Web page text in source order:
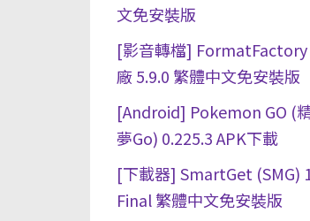
文免安裝版
[影音轉檔] FormatFactory
廠 5.9.0 繁體中文免安裝版
[Android] Pokemon GO (
夢Go) 0.225.3 APK下載
[下載器] SmartGet (SMG)
Final 繁體中文免安裝版